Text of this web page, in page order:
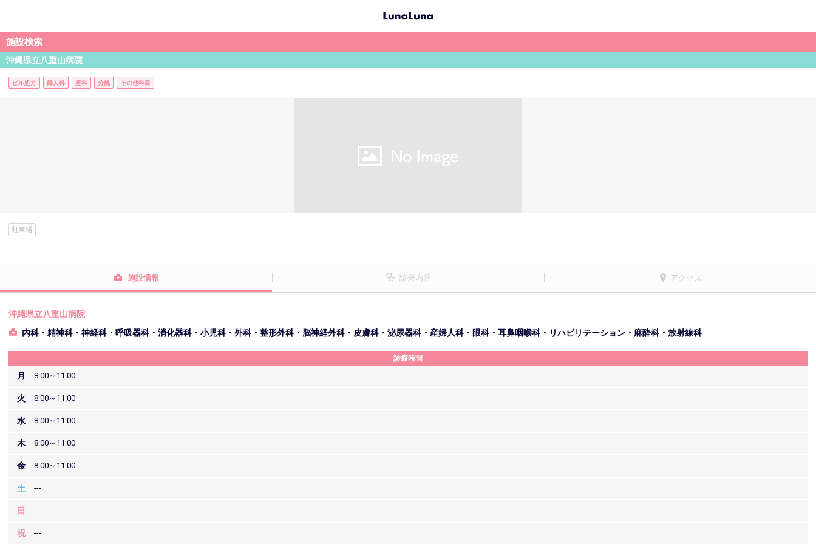
施設検索
沖縄県立八重山病院
ピル処方 婦人科 産科 分娩 その他科目
駐車場
施設情報 診療内容 アクセス
沖縄県立八重山病院
内科・精神科・神経科・呼吸器科・消化器科・小児科・外科・整形外科・脳神経外科・皮膚科・泌尿器科・産婦人科・眼科・耳鼻咽喉科・リハビリテーション・麻酔科・放射線科
診療時間
月 8:00～11:00
火 8:00～11:00
水 8:00～11:00
木 8:00～11:00
金 8:00～11:00
土 ---
日 ---
祝 ---